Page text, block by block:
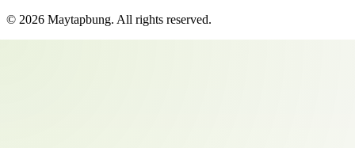
© 2026 Maytapbung. All rights reserved.